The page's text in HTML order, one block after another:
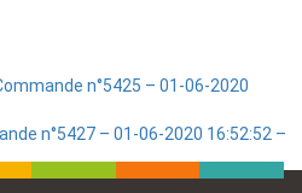
n°5425 – 01-06-2020
n°5427 – 01-06-2020 16:52:52 –